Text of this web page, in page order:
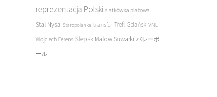
reprezentacja Polski siatkówka plażowa
Stal Nysa Staropolanka transfer Trefl Gdańsk VNL
Wojciech Ferens Ślepsk Malow Suwałki バレーボ
ール